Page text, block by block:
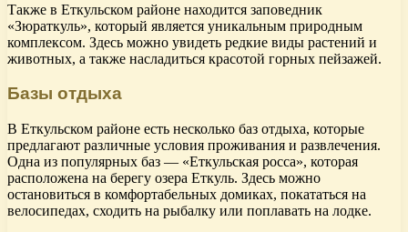
Также в Еткульском районе находится заповедник
«Зюраткуль», который является уникальным природным
комплексом. Здесь можно увидеть редкие виды растений и
животных, а также насладиться красотой горных пейзажей.
Базы отдыха
В Еткульском районе есть несколько баз отдыха, которые
предлагают различные условия проживания и развлечения.
Одна из популярных баз — «Еткульская росса», которая
расположена на берегу озера Еткуль. Здесь можно
остановиться в комфортабельных домиках, покататься на
велосипедах, сходить на рыбалку или поплавать на лодке.